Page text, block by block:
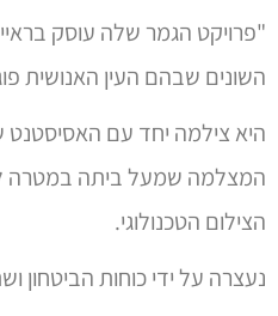
"פרויקט הגמר שלה עוסק
השונים שבהם העין האנושית
היא צילמה יחד עם
המצלמה שמעל ביתה במטרה
הצילום הטכנולוגי.
נעצרה על ידי כוחות הביטחון